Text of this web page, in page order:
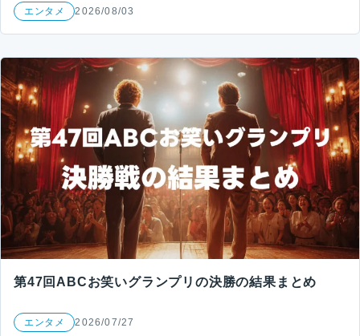
エンタメ 2026/08/03
第47回ABCお笑いグランプリの決勝の結果まとめ
エンタメ 2026/07/27